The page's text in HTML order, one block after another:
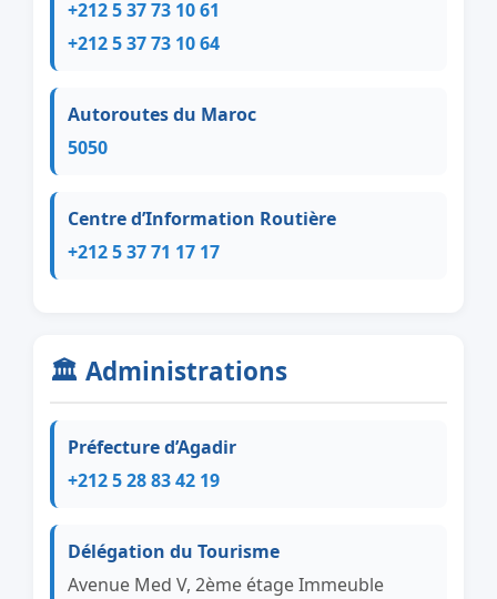
+212 5 37 73 10 61
+212 5 37 73 10 64
Autoroutes du Maroc
5050
Centre d’Information Routière
+212 5 37 71 17 17
🏛️ Administrations
Préfecture d’Agadir
+212 5 28 83 42 19
Délégation du Tourisme
Avenue Med V, 2ème étage Immeuble